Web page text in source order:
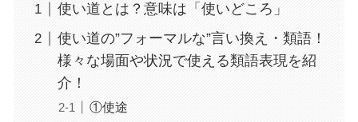
使い道とは？意味は「使いどころ」
使い道の”フォーマルな”言い換え・類語！
様々な場面や状況で使える類語表現を紹
介！
①使途